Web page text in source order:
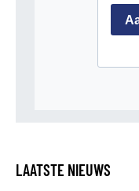
LAATSTE NIEUWS